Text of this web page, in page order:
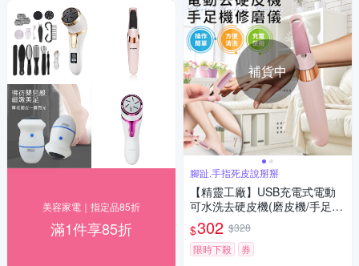
美容家電｜指定品85折
滿1件享85折
補貨中
腳趾,手指死皮說掰掰
【精靈工廠】USB充電式電動
可水洗去硬皮機(磨皮機/手足機
修磨儀/磨腳皮機/去角質機/滾輪
去硬皮機/修手腳機)(S0145)
$302 $328
限時下殺
券